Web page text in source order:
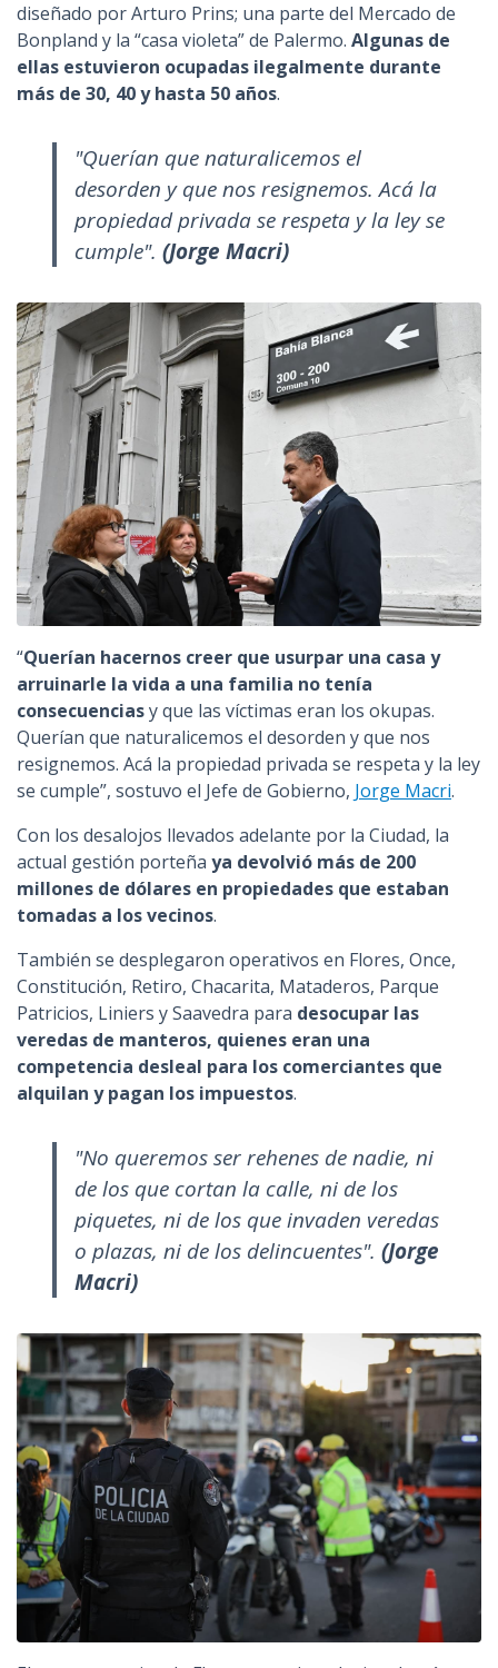
diseñado por Arturo Prins; una parte del Mercado de
Bonpland y la “casa violeta” de Palermo. Algunas de
ellas estuvieron ocupadas ilegalmente durante
más de 30, 40 y hasta 50 años.
"Querían que naturalicemos el
desorden y que nos resignemos. Acá la
propiedad privada se respeta y la ley se
cumple". (Jorge Macri)
“Querían hacernos creer que usurpar una casa y
arruinarle la vida a una familia no tenía
consecuenciasy que las víctimas eran los okupas.
Querían que naturalicemos el desorden y que nos
resignemos. Acá la propiedad privada se respeta y la ley
se cumple”, sostuvo el Jefe de Gobierno, Jorge Macri.
Con los desalojos llevados adelante por la Ciudad, la
actual gestión porteña ya devolvió más de 200
millones de dólares en propiedades que estaban
tomadas a los vecinos.
También se desplegaron operativos en Flores, Once,
Constitución, Retiro, Chacarita, Mataderos, Parque
Patricios, Liniers y Saavedra para desocupar las
veredas de manteros, quienes eran una
competencia desleal para los comerciantes que
alquilan y pagan los impuestos.
"No queremos ser rehenes de nadie, ni
de los que cortan la calle, ni de los
piquetes, ni de los que invaden veredas
o plazas, ni de los delincuentes". (Jorge
Macri)